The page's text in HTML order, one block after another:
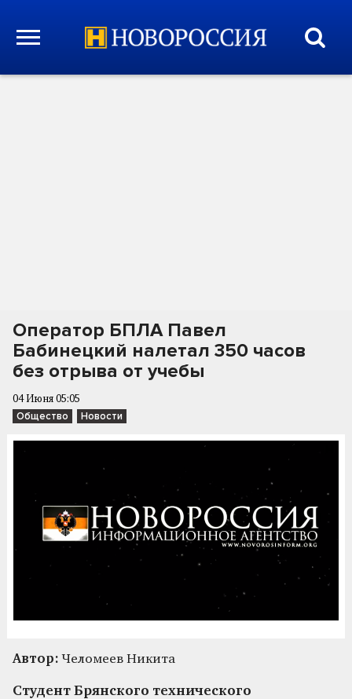
Оператор БПЛА Павел
Бабинецкий налетал 350 часов
без отрыва от учебы
04 Июня 05:05
Общество Новости
Автор: Челомеев Никита
Студент Брянского технического